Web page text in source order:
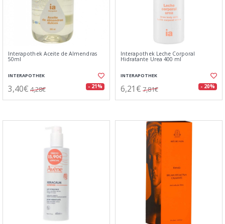
Interapothek Aceite de Almendras
50ml
INTERAPOTHEK
3,40€ 4,28€ - 21%
Interapothek Leche Corporal
Hidratante Urea 400 ml
INTERAPOTHEK
6,21€ 7,81€ - 20%